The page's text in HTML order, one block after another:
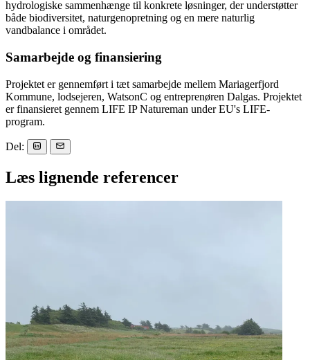
hydrologiske sammenhænge til konkrete løsninger, der understøtter
både biodiversitet, naturgenopretning og en mere naturlig
vandbalance i området.
Samarbejde og finansiering
Projektet er gennemført i tæt samarbejde mellem Mariagerfjord
Kommune, lodsejeren, WatsonC og entreprenøren Dalgas. Projektet
er finansieret gennem LIFE IP Natureman under EU's LIFE-
program.
Del:
Læs lignende referencer